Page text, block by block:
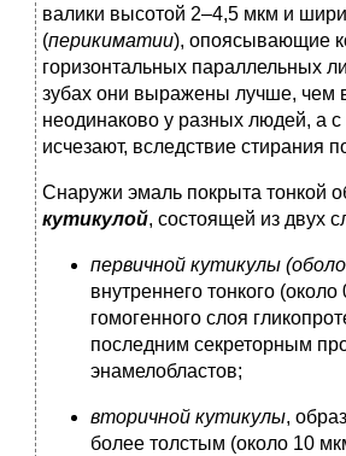
валики высотой 2–4,5 мкм и
(перикиматии), опоясывающие
горизонтальных параллельных
зубах они выражены лучше, чем
неодинаково у разных людей, а
исчезают, вследствие стирания
Снаружи эмаль покрыта тонкой
кутикулой, состоящей из двух
первичной кутикулы
внутреннего тонкого
гомогенного слоя
последним секреторным
энамелобластов;
вторичной кутикулы,
более толстым (около 10